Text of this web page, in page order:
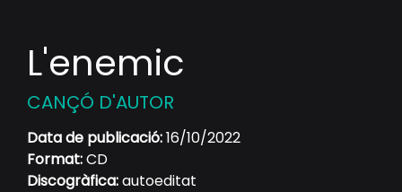
L'enemic
CANÇÓ D'AUTOR
Data de publicació:16/10/2022
Format:CD
Discogràfica:autoeditat